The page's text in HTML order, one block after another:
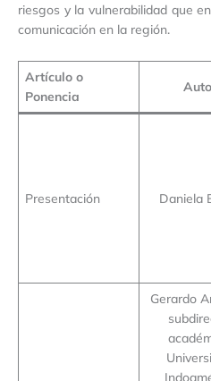
riesgos y la vulnerabilidad que
comunicación en la región.
Artículo o
Ponencia
Presentación Daniela
Gerardo